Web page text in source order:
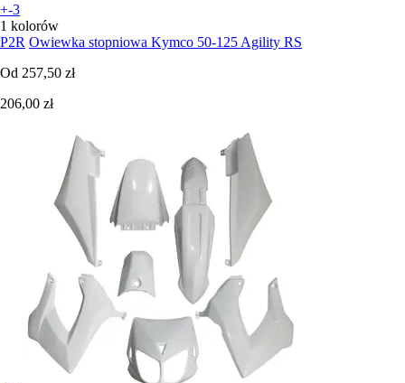
+-3
1 kolorów
P2R Owiewka stopniowa Kymco 50-125 Agility RS
Od 257,50 zł
206,00 zł